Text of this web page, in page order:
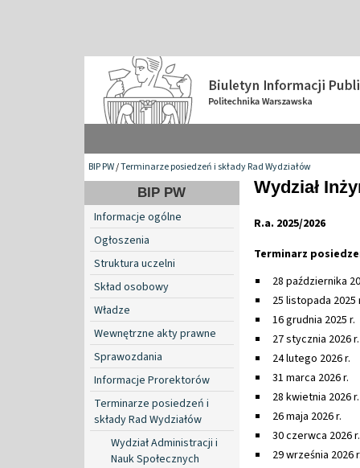
BIP PW/Terminarze posiedzeń i składy Rad Wydziałów
BIP PW
Informacje ogólne
Ogłoszenia
Struktura uczelni
Skład osobowy
Władze
Wewnętrzne akty prawne
Sprawozdania
Informacje Prorektorów
Terminarze posiedzeń i
składy Rad Wydziałów
Wydział Administracji i
Nauk Społecznych
Wydział
R.a. 2025/2026
Terminarz
28 października
25 listopada 2025
16 grudnia 2025 r.
27 stycznia 2026 r.
24 lutego 2026 r.
31 marca 2026 r.
28 kwietnia 2026 r.
26 maja 2026 r.
30 czerwca 2026 r.
29 września 2026